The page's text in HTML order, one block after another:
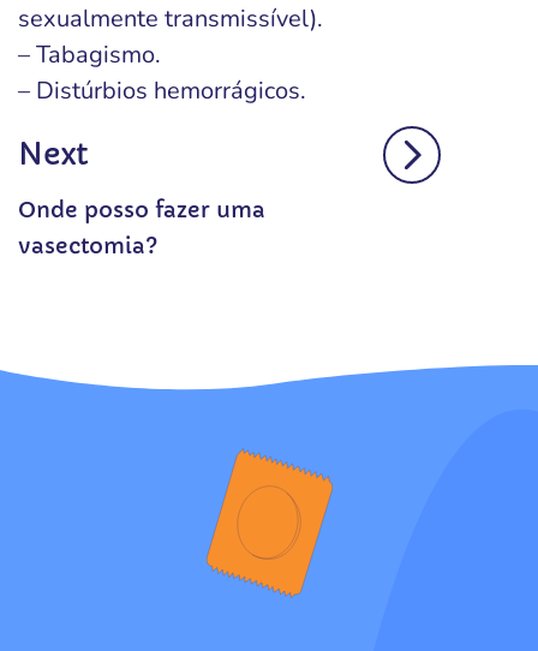
sexualmente transmissível).
– Tabagismo.
– Distúrbios hemorrágicos.
Next
Onde posso fazer uma
vasectomia?